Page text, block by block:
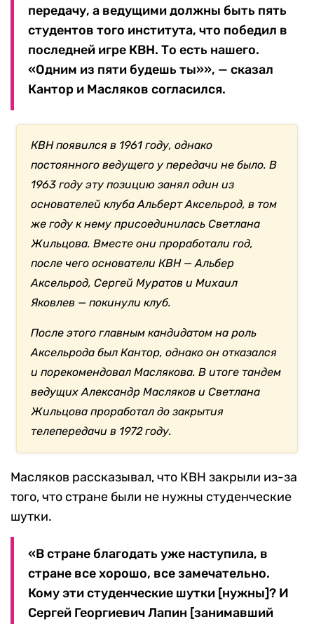
передачу, а ведущими должны быть пять
студентов того института, что победил в
последней игре КВН. То есть нашего.
«Одним из пяти будешь ты»», — сказал
Кантор и Масляков согласился.
КВН появился в 1961 году, однако
постоянного ведущего у передачи не было. В
1963 году эту позицию занял один из
основателей клуба Альберт Аксельрод, в том
же году к нему присоединилась Светлана
Жильцова. Вместе они проработали год,
после чего основатели КВН — Альбер
Аксельрод, Сергей Муратов и Михаил
Яковлев — покинули клуб.
После этого главным кандидатом на роль
Аксельрода был Кантор, однако он отказался
и порекомендовал Маслякова. В итоге тандем
ведущих Александр Масляков и Светлана
Жильцова проработал до закрытия
телепередачи в 1972 году.
Масляков рассказывал, что КВН закрыли из-за
того, что стране были не нужны студенческие
шутки.
«В стране благодать уже наступила, в
стране все хорошо, все замечательно.
Кому эти студенческие шутки [нужны]? И
Сергей Георгиевич Лапин [занимавший